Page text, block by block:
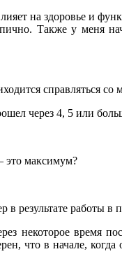
на здоровье и
Также у меня
справляться
через 4, 5 или
это максимум?
в результате работы в
некоторое время
что в начале,